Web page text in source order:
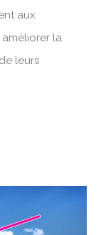
aux
la
leurs